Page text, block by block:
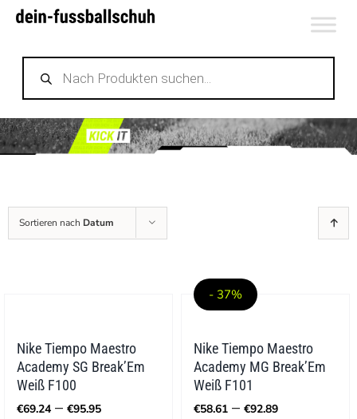
Zum
springen
Products
search
Sortieren nach Datum
Nike Tiempo Maestro
Academy SG Break’Em
Weiß F100
€69.24 – €95.95Preisspanne:
- 37%
Nike Tiempo Maestro
Academy MG Break’Em
Weiß F101
€58.61 – €92.89